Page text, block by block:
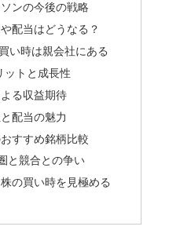
ンの今後の戦略
配当はどうなる？
い時は親会社にある
ットと成長性
る収益期待
配当の魅力
すすめ銘柄比較
と競合との争い
の買い時を見極める